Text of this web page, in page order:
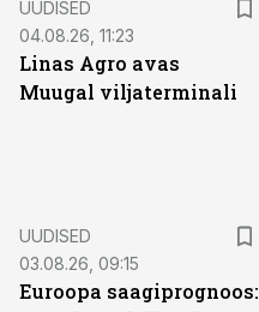
UUDISED
04.08.26, 11:23
Linas Agro avas
Muugal viljaterminali
UUDISED
03.08.26, 09:15
Euroopa saagiprognoos: